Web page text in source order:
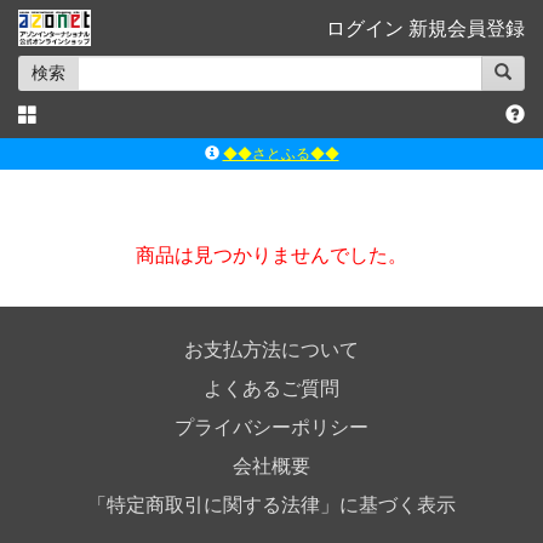
ログイン 新規会員登録
検索
◆◆さとふる◆◆
ｱｿﾞﾝｵﾝﾗｲﾝｼｮｯﾌﾟX
商品は見つかりませんでした。
お支払方法について
よくあるご質問
プライバシーポリシー
会社概要
「特定商取引に関する法律」に基づく表示